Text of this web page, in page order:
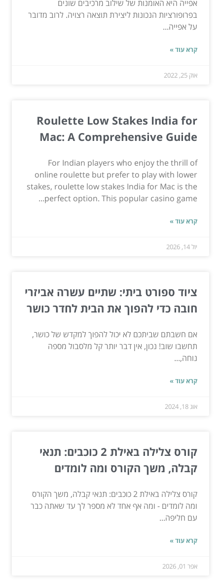
אפייה היא האומנות של שילוב מרכיבים שונים
בפרופורציות הנכונות ליצירת תוצאה רצויה. לרוב מדובר
על אפייה...
קרא עוד »
אוק 25, 2022
Roulette Low Stakes India for
Mac: A Comprehensive Guide
For Indian players who enjoy the thrill of
online roulette but prefer to play with lower
stakes, roulette low stakes India for Mac is the
perfect option. This popular casino game...
קרא עוד »
יול 14, 2026
ציוד ספורט ביתי: שתיים עשרה אביזרי
חובה כדי להפוך את הבית לחדר כושר
אם חשבתם שביתכם לא יכול להפוך למקדש של כושר,
תחשבו שוב! נכון, אין דבר יותר קל מלסבול מספה
נוחה,...
קרא עוד »
אוג 18, 2024
קורס צלילה באילת 2 כוכבים: תנאי
קבלה, משך הקורס ומה לומדים
קורס צלילה באילת 2 כוכבים: תנאי קבלה, משך הקורס
ומה לומדים - ומה אף אחד לא מספר לך עד שאתה כבר
עם חליפה...
קרא עוד »
אפר 01, 2026